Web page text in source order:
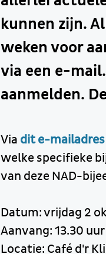
kunnen zijn.
weken voor
via een e-
aanmelden.
Via dit e-mailadres
welke specifieke
van deze NAD-
Datum: vrijdag 2
Aanvang: 13.30 uur
Locatie: Café d'r